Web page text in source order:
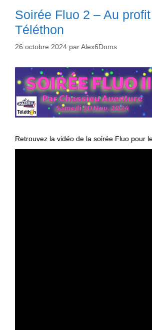
Soirée Fluo 2 – Au
Téléthon
26 octobre 2024 parAlex6Doms
Retrouvez la vidéo de la soirée Fluo pour